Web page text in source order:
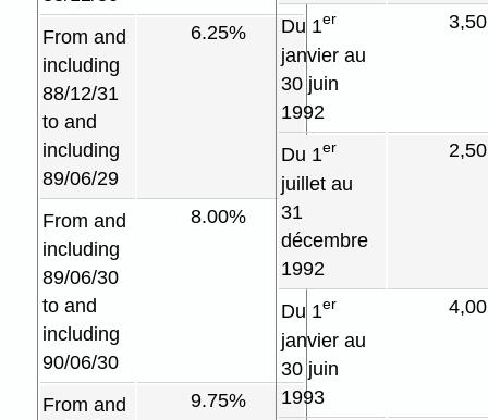
From and
including
88/12/31
to and
including
89/06/29
6.25%
From and
including
89/06/30
to and
including
90/06/30
8.00%
From and
9.75%
Du 1er
janvier au
30 juin
1992
Du 1er
juillet au
31
décembre
1992
Du 1er
janvier au
30 juin
1993